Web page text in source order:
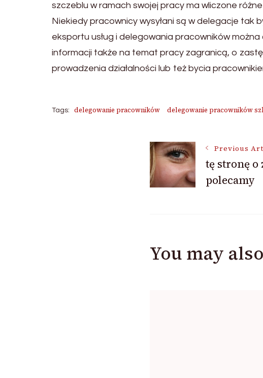
szczeblu w ramach swojej pracy ma wliczone
Niekiedy pracownicy wysyłani są w delegacje tak
eksportu usług i delegowania pracowników
informacji także na temat pracy zagranicą, o
prowadzenia działalności lub też bycia
Tags: delegowanie pracowników delegowanie pracowników
Post
Navigation
Previous
tę stronę o
polecamy
You may